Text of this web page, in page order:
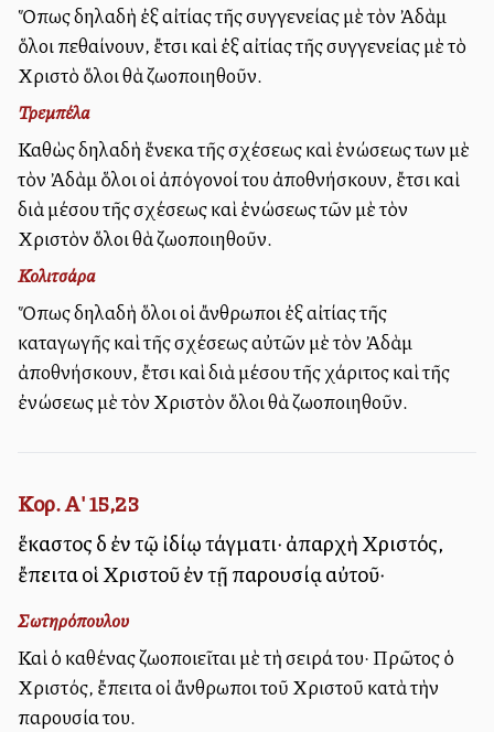
Ὅπως δηλαδὴ ἐξ αἰτίας τῆς συγγενείας μὲ τὸν Ἀδὰμ
ὅλοι πεθαίνουν, ἔτσι καὶ ἐξ αἰτίας τῆς συγγενείας μὲ τὸ
Χριστὸ ὅλοι θὰ ζωοποιηθοῦν.
Τρεμπέλα
Καθὼς δηλαδὴ ἕνεκα τῆς σχέσεως καὶ ἑνώσεως των μὲ
τὸν Ἀδὰμ ὅλοι οἱ ἀπόγονοί του ἀποθνήσκουν, ἔτσι καὶ
διὰ μέσου τῆς σχέσεως καὶ ἑνώσεως τῶν μὲ τὸν
Χριστὸν ὅλοι θὰ ζωοποιηθοῦν.
Κολιτσάρα
Ὅπως δηλαδὴ ὅλοι οἱ ἄνθρωποι ἐξ αἰτίας τῆς
καταγωγῆς καὶ τῆς σχέσεως αὐτῶν μὲ τὸν Ἀδὰμ
ἀποθνήσκουν, ἔτσι καὶ διὰ μέσου τῆς χάριτος καὶ τῆς
ἐνώσεως μὲ τὸν Χριστὸν ὅλοι θὰ ζωοποιηθοῦν.
Κορ. Α' 15,23
ἕκαστος δὲ ἐν τῷ ἰδίῳ τάγματι· ἀπαρχὴ Χριστός,
ἔπειτα οἱ Χριστοῦ ἐν τῇ παρουσίᾳ αὐτοῦ·
Σωτηρόπουλου
Καὶ ὁ καθένας ζωοποιεῖται μὲ τὴ σειρά του· Πρῶτος ὁ
Χριστός, ἔπειτα οἱ ἄνθρωποι τοῦ Χριστοῦ κατὰ τὴν
παρουσία του.